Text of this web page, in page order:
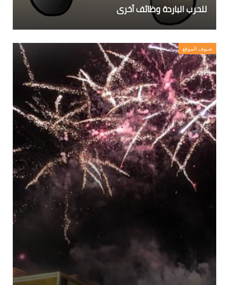
للحرب الباردة وظائف أخرى
ضيوف الموقع